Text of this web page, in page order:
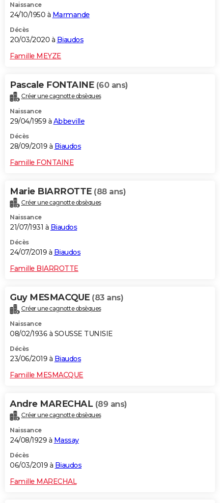
Naissance
24/10/1950 à Marmande
Décès
20/03/2020 à Biaudos
Famille MEYZE
Pascale FONTAINE (60 ans)
Créer une cagnotte obsèques
Naissance
29/04/1959 à Abbeville
Décès
28/09/2019 à Biaudos
Famille FONTAINE
Marie BIARROTTE (88 ans)
Créer une cagnotte obsèques
Naissance
21/07/1931 à Biaudos
Décès
24/07/2019 à Biaudos
Famille BIARROTTE
Guy MESMACQUE (83 ans)
Créer une cagnotte obsèques
Naissance
08/02/1936 à SOUSSE TUNISIE
Décès
23/06/2019 à Biaudos
Famille MESMACQUE
Andre MARECHAL (89 ans)
Créer une cagnotte obsèques
Naissance
24/08/1929 à Massay
Décès
06/03/2019 à Biaudos
Famille MARECHAL